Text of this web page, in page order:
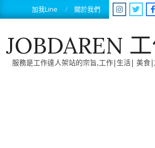
to
加我Line 關於我們
JOBDAREN
服務是工作達人架站的宗旨,工作|生活| 美食